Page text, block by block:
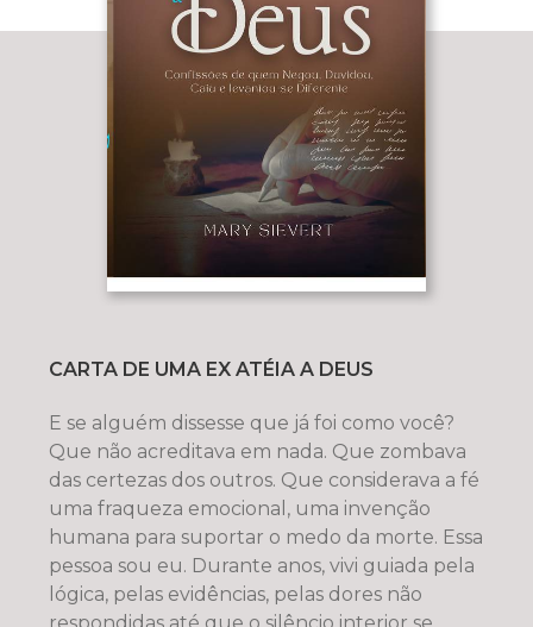
CARTA DE UMA EX ATÉIA A DEUS
E se alguém dissesse que já foi como você?
Que não acreditava em nada. Que zombava
das certezas dos outros. Que considerava a fé
uma fraqueza emocional, uma invenção
humana para suportar o medo da morte. Essa
pessoa sou eu. Durante anos, vivi guiada pela
lógica, pelas evidências, pelas dores não